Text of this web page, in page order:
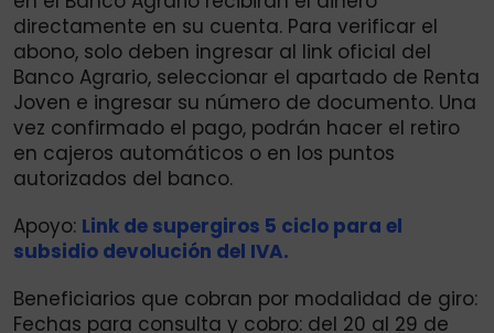
directamente en su cuenta. Para verificar el
abono, solo deben ingresar al link oficial del
Banco Agrario, seleccionar el apartado de Renta
Joven e ingresar su número de documento. Una
vez confirmado el pago, podrán hacer el retiro
en cajeros automáticos o en los puntos
autorizados del banco.
Apoyo: Link de supergiros 5 ciclo para el
subsidio devolución del IVA.
Beneficiarios que cobran por modalidad de giro:
Fechas para consulta y cobro: del 20 al 29 de